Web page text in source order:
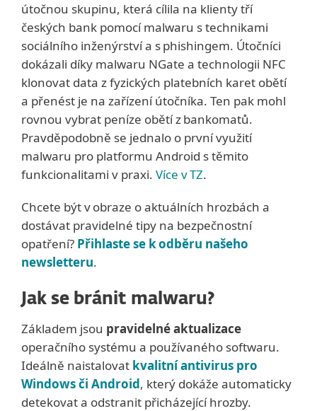
útočnou skupinu, která cílila na klienty tří
českých bank pomocí malwaru s technikami
sociálního inženýrství a s phishingem. Útočníci
dokázali díky malwaru NGate a technologii NFC
klonovat data z fyzických platebních karet obětí
a přenést je na zařízení útočníka. Ten pak mohl
rovnou vybrat peníze obětí z bankomatů.
Pravděpodobně se jednalo o první využití
malwaru pro platformu Android s těmito
funkcionalitami v praxi. Více v TZ.
Chcete být v obraze o aktuálních hrozbách a
dostávat pravidelné tipy na bezpečnostní
opatření? Přihlaste se k odběru našeho
newsletteru.
Jak se bránit malwaru?
Základem jsou pravidelné aktualizace
operačního systému a používaného softwaru.
Ideálně naistalovat kvalitní antivirus pro
Windows či Android, který dokáže automaticky
detekovat a odstranit přicházející hrozby.